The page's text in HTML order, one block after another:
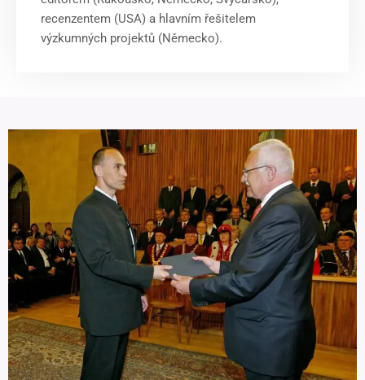
recenzentem (USA) a hlavním řešitelem
výzkumných projektů (Německo).